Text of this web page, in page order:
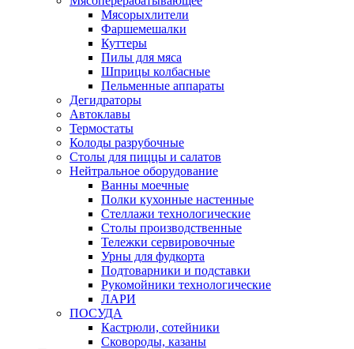
Мясорыхлители
Фаршемешалки
Куттеры
Пилы для мяса
Шприцы колбасные
Пельменные аппараты
Дегидраторы
Автоклавы
Термостаты
Колоды разрубочные
Столы для пиццы и салатов
Нейтральное оборудование
Ванны моечные
Полки кухонные настенные
Стеллажи технологические
Столы производственные
Тележки сервировочные
Урны для фудкорта
Подтоварники и подставки
Рукомойники технологические
ЛАРИ
ПОСУДА
Кастрюли, сотейники
Сковороды, казаны